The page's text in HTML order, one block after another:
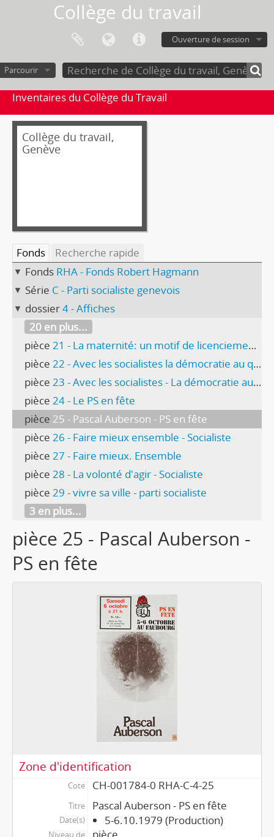
Collège du travail
Ouverture de session
Parcourir
Inventaires du Collège du Travail
Collège du travail,
Genève
Fonds
Recherche rapide
Fonds RHA - Fonds Robert Hagmann
Série C - Parti socialiste genevois
dossier4 - Affiches
20 en plus...
pièce 21 - La maternité: un motif de licenciement? Conférence-débat animée par Gabrielle Nanchen
pièce 22 - Avec les socialistes la démocratie au quotidien
pièce 23 - Avec les socialistes - La démocratie au quotidien
pièce 24 - Le PS en fête
pièce 25 - Pascal Auberson - PS en fête
pièce 26 - Faire mieux ensemble - Socialiste
pièce 27 - Faire mieux. Ensemble
pièce 28 - La volonté d'agir - Socialiste
pièce 29 - vivre sa ville - parti socialiste
3 en plus...
pièce 25 - Pascal Auberson -
PS en fête
Zone d'identification
Cote CH-001784-0 RHA-C-4-25
Titre Pascal Auberson - PS en fête
Date(s) 5-6.10.1979 (Production)
Niveau de